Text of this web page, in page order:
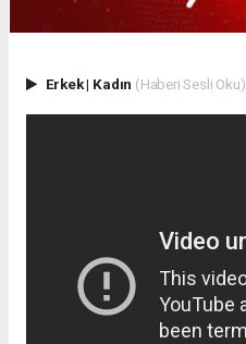
Erkek| Kadın (Haberi Sesli Oku)